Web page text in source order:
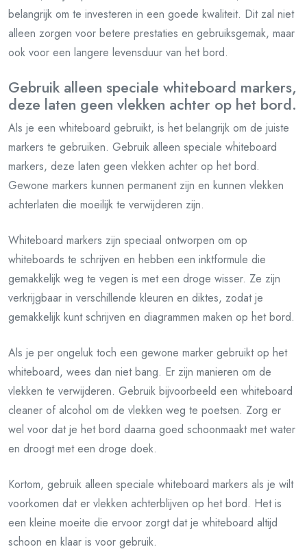
belangrijk om te investeren in een goede kwaliteit. Dit zal niet
alleen zorgen voor betere prestaties en gebruiksgemak, maar
ook voor een langere levensduur van het bord.
Gebruik alleen speciale whiteboard markers,
deze laten geen vlekken achter op het bord.
Als je een whiteboard gebruikt, is het belangrijk om de juiste
markers te gebruiken. Gebruik alleen speciale whiteboard
markers, deze laten geen vlekken achter op het bord.
Gewone markers kunnen permanent zijn en kunnen vlekken
achterlaten die moeilijk te verwijderen zijn.
Whiteboard markers zijn speciaal ontworpen om op
whiteboards te schrijven en hebben een inktformule die
gemakkelijk weg te vegen is met een droge wisser. Ze zijn
verkrijgbaar in verschillende kleuren en diktes, zodat je
gemakkelijk kunt schrijven en diagrammen maken op het bord.
Als je per ongeluk toch een gewone marker gebruikt op het
whiteboard, wees dan niet bang. Er zijn manieren om de
vlekken te verwijderen. Gebruik bijvoorbeeld een whiteboard
cleaner of alcohol om de vlekken weg te poetsen. Zorg er
wel voor dat je het bord daarna goed schoonmaakt met water
en droogt met een droge doek.
Kortom, gebruik alleen speciale whiteboard markers als je wilt
voorkomen dat er vlekken achterblijven op het bord. Het is
een kleine moeite die ervoor zorgt dat je whiteboard altijd
schoon en klaar is voor gebruik.